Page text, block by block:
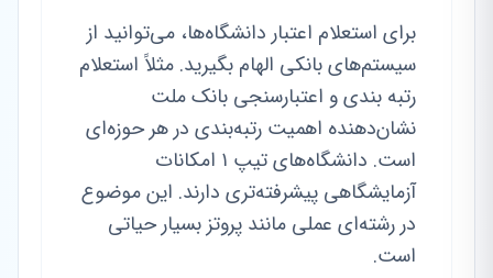
برای استعلام اعتبار دانشگاه‌ها، می‌توانید از
سیستم‌های بانکی الهام بگیرید. مثلاً استعلام
رتبه بندی و اعتبارسنجی بانک ملت
نشان‌دهنده اهمیت رتبه‌بندی در هر حوزه‌ای
است. دانشگاه‌های تیپ ۱ امکانات
آزمایشگاهی پیشرفته‌تری دارند. این موضوع
در رشته‌ای عملی مانند پروتز بسیار حیاتی
است.